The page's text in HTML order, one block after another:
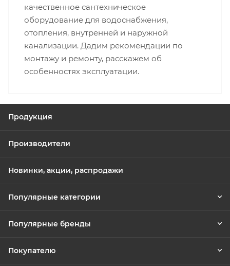
качественное сантехническое
оборудование для водоснабжения,
отопления, внутренней и наружной
канализации. Дадим рекомендации по
монтажу и ремонту, расскажем об
особенностях эксплуатации.
Продукция
Производители
Новинки, акции, распродажи
Популярные категории
Популярные бренды
Покупателю